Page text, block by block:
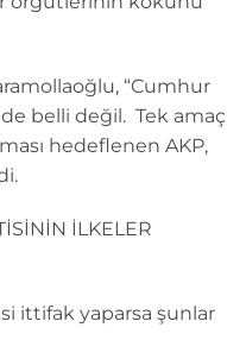
“Cumhur
belli değil. Tek amaç
hedeflenen AKP,
İLKELER
ittifak yaparsa şunlar